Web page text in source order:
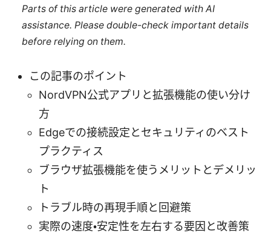
Parts of this article were generated with AI
assistance. Please double-check important details
before relying on them.
この記事のポイント
NordVPN公式アプリと拡張機能の使い分け
方
Edgeでの接続設定とセキュリティのベスト
プラクティス
ブラウザ拡張機能を使うメリットとデメリッ
ト
トラブル時の再現手順と回避策
実際の速度・安定性を左右する要因と改善策